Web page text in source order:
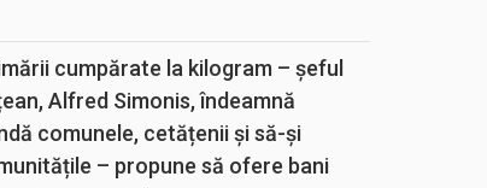
cumpărate la kilogram – șeful
Alfred Simonis, îndeamnă
comunele, cetățenii și să-și
– propune să ofere bani